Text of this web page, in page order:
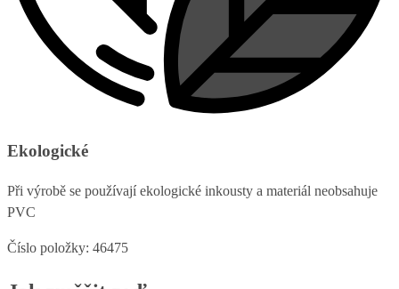
Ekologické
Při výrobě se používají ekologické inkousty a materiál neobsahuje
PVC
Číslo položky: 46475